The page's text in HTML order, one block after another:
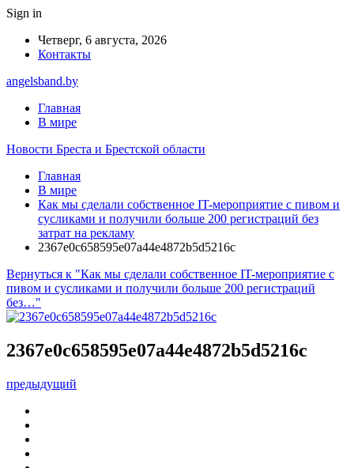
Sign in
Четверг, 6 августа, 2026
Контакты
angelsband.by
Главная
В мире
Новости Бреста и Брестской области
Главная
В мире
Как мы сделали собственное IT-мероприятие с пивом и
сусликами и получили больше 200 регистраций без
затрат на рекламу
2367e0c658595e07a44e4872b5d5216c
Вернуться к "Как мы сделали собственное IT-мероприятие с
пивом и сусликами и получили больше 200 регистраций
без…"
2367e0c658595e07a44e4872b5d5216c
предыдущий